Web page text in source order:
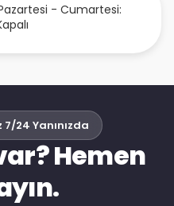
- Cumartesi:
24 Yanınızda
Hemen